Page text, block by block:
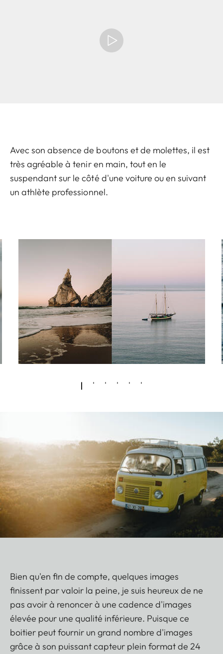
Avec son absence de boutons et de molettes, il est
très agréable à tenir en main, tout en le
suspendant sur le côté d'une voiture ou en suivant
un athlète professionnel.
Bien qu'en fin de compte, quelques images
finissent par valoir la peine, je suis heureux de ne
pas avoir à renoncer à une cadence d'images
élevée pour une qualité inférieure. Puisque ce
boitier peut fournir un grand nombre d'images
grâce à son puissant capteur plein format de 24